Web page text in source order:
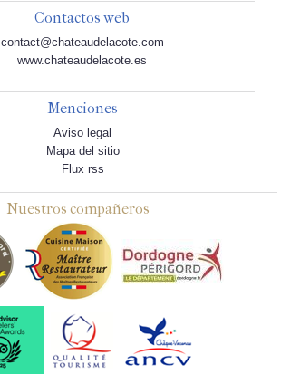
Contactos web
contact@chateaudelacote.com
www.chateaudelacote.es
Menciones
Aviso legal
Mapa del sitio
Flux rss
Nuestros compañeros